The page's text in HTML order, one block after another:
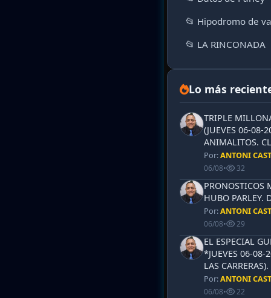
📂 Hipodromo de
📂 LA RINCONADA
Lo más
TRIPLE
(JUEVES 06-08-
ANIMALITOS.
Por:ANTONI
06/08• 32
PRONOSTICOS
HUBO PARLEY.
Por:ANTONI
06/08• 29
EL ESPECIAL
*JUEVES 06-08-
LAS
Por:ANTONI
06/08• 22